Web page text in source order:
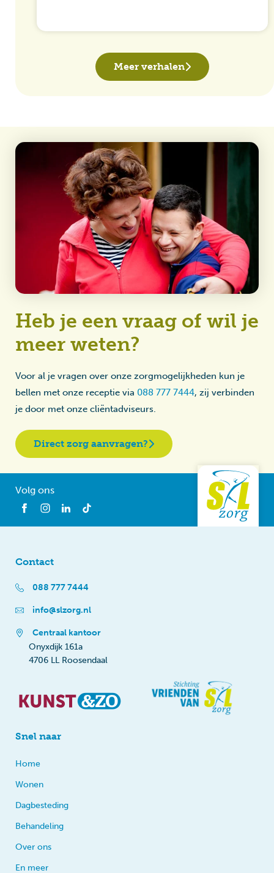
Meer verhalen
Heb je een vraag of wil je
meer weten?
Voor al je vragen over onze zorgmogelijkheden kun je
bellen met onze receptie via 088 777 7444, zij verbinden
je door met onze cliëntadviseurs.
Direct zorg aanvragen?
Volg ons
Contact
088 777 7444
info@slzorg.nl
Centraal kantoor
Onyxdijk 161a
4706 LL Roosendaal
Snel naar
Home
Wonen
Dagbesteding
Behandeling
Over ons
En meer